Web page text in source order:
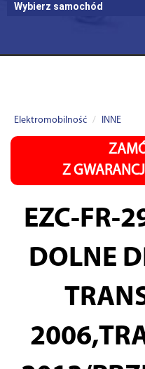
Wybierz samochód
Elektromobilność INNE
Z
EZC-FR-
DOLNE